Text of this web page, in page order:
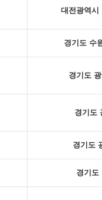
대전광역시
경기도 수
경기도
경기도
경기도
경기도